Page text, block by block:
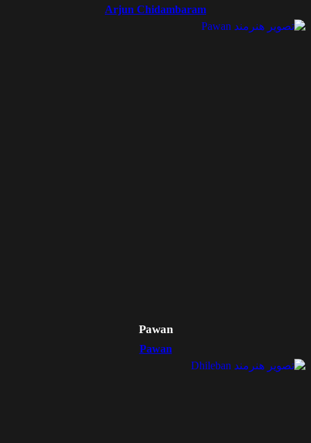
Arjun Chidambaram
Pawan
Pawan